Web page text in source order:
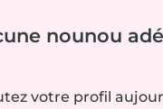
nounou
votre profil